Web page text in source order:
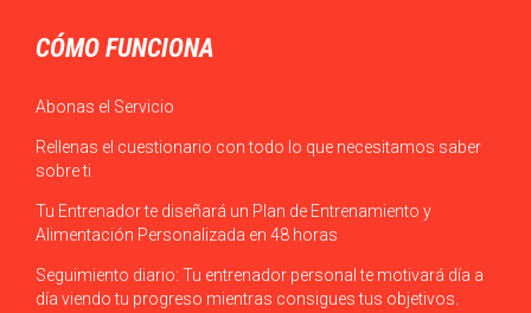
CÓMO FUNCIONA
Abonas el Servicio
Rellenas el cuestionario con todo lo que necesitamos saber
sobre ti
Tu Entrenador te diseñará un Plan de Entrenamiento y
Alimentación Personalizada en 48 horas
Seguimiento diario: Tu entrenador personal te motivará día a
día viendo tu progreso mientras consigues tus objetivos.